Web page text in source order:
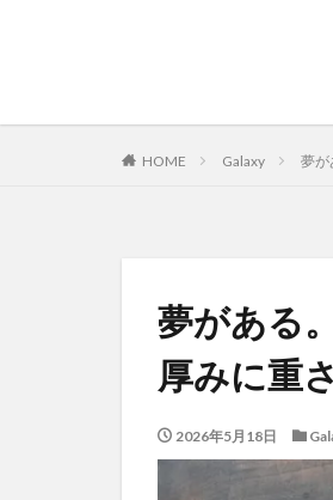
HOME Galaxy 夢が
夢がある
厚みに重
2026年5月18日